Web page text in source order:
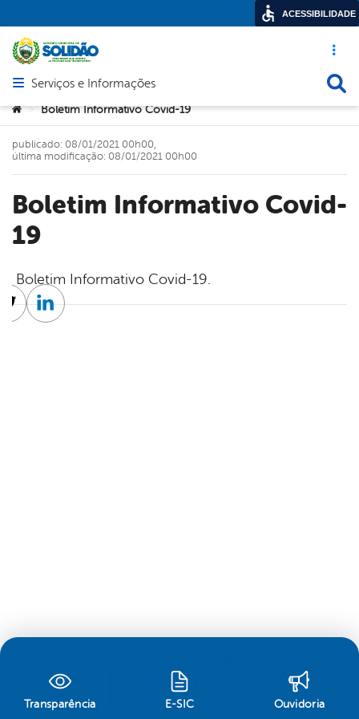
Acesso
Abrir menu principal de navegação
Serviços e Informações
Você está aqui:
> Boletim Informativo Covid-19
Boletim Informativo Covid-
19
publicado: 08/01/2021 00h00,
última modificação: 08/01/2021 00h00
Boletim Informativo Covid-19.
TwitterLinkedin
Transparência E-SIC Ouvidoria
ACESSIBILIDADE